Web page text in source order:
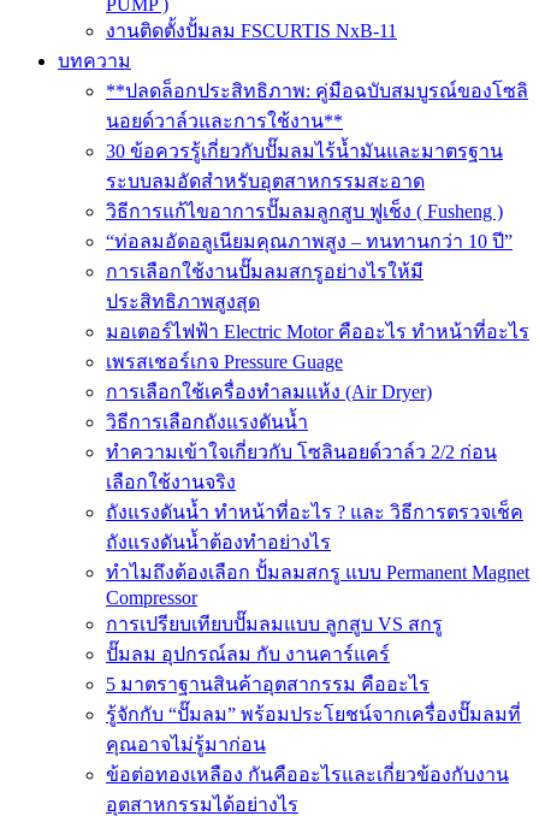
PUMP )
งานติดตั้งปั้มลม FSCURTIS NxB-11
บทความ
**ปลดล็อกประสิทธิภาพ: คู่มือฉบับสมบูรณ์ของโซลิ
นอยด์วาล์วและการใช้งาน**
30 ข้อควรรู้เกี่ยวกับปั๊มลมไร้น้ำมันและมาตรฐาน
ระบบลมอัดสำหรับอุตสาหกรรมสะอาด
วิธีการแก้ไขอาการปั๊มลมลูกสูบ ฟูเช็ง ( Fusheng )
“ท่อลมอัดอลูเนียมคุณภาพสูง – ทนทานกว่า 10 ปี”
การเลือกใช้งานปั๊มลมสกรูอย่างไรให้มี
ประสิทธิภาพสูงสุด
มอเตอร์ไฟฟ้า Electric Motor คืออะไร ทำหน้าที่อะไร
เพรสเชอร์เกจ Pressure Guage
การเลือกใช้เครื่องทำลมแห้ง (Air Dryer)
วิธีการเลือกถังแรงดันน้ำ
ทำความเข้าใจเกี่ยวกับ โซลินอยด์วาล์ว 2/2 ก่อน
เลือกใช้งานจริง
ถังแรงดันน้ำ ทำหน้าที่อะไร ? และ วิธีการตรวจเช็ค
ถังแรงดันน้ำต้องทำอย่างไร
ทำไมถึงต้องเลือก ปั้มลมสกรู แบบ Permanent Magnet
Compressor
การเปรียบเทียบปั๊มลมแบบ ลูกสูบ VS สกรู
ปั๊มลม อุปกรณ์ลม กับ งานคาร์แคร์
5 มาตราฐานสินค้าอุตสากรรม คืออะไร
รู้จักกับ “ปั๊มลม” พร้อมประโยชน์จากเครื่องปั๊มลมที่
คุณอาจไม่รู้มาก่อน
ข้อต่อทองเหลือง กันคืออะไรและเกี่ยวข้องกับงาน
อุตสาหกรรมได้อย่างไร